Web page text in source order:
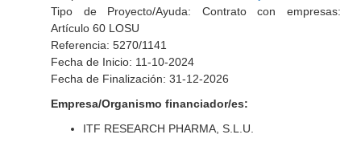
Tipo de Proyecto/Ayuda: Contrato con empresas:
Artículo 60 LOSU
Referencia: 5270/1141
Fecha de Inicio: 11-10-2024
Fecha de Finalización: 31-12-2026
Empresa/Organismo financiador/es:
ITF RESEARCH PHARMA, S.L.U.